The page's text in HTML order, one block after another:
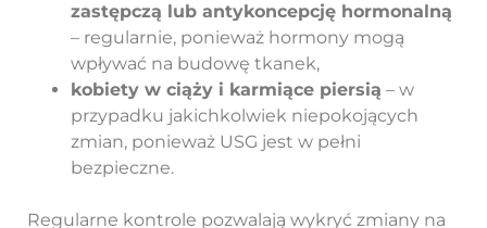
zastępczą lub antykoncepcję hormonalną
– regularnie, ponieważ hormony mogą
wpływać na budowę tkanek,
kobiety w ciąży i karmiące piersią – w
przypadku jakichkolwiek niepokojących
zmian, ponieważ USG jest w pełni
bezpieczne.
Regularne kontrole pozwalają wykryć zmiany na